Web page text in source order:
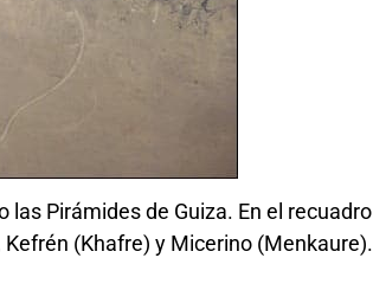
Pirámides de Guiza. En el recuadro
(Khafre) y Micerino (Menkaure).